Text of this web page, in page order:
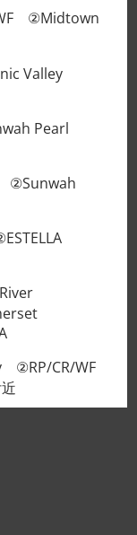
món xào,
Hồ Chí Minh
: 0898570696
②Midtown
Valley
Pearl
②Sunwah
②RP/CR/WF